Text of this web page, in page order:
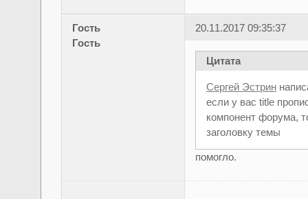
Гость
Гость
20.11.2017 09:35:37
Цитата
Сергей Эстрин
если у вас title
компонент форума,
заголовку темы
помогло.